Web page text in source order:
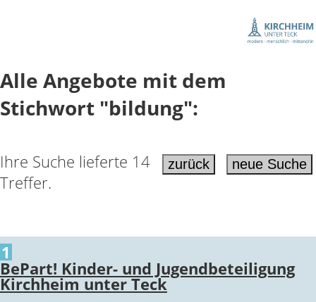
Alle Angebote mit dem
Stichwort "bildung":
Ihre Suche lieferte 14
Treffer.
1
BePart! Kinder- und Jugendbeteiligung
Kirchheim unter Teck